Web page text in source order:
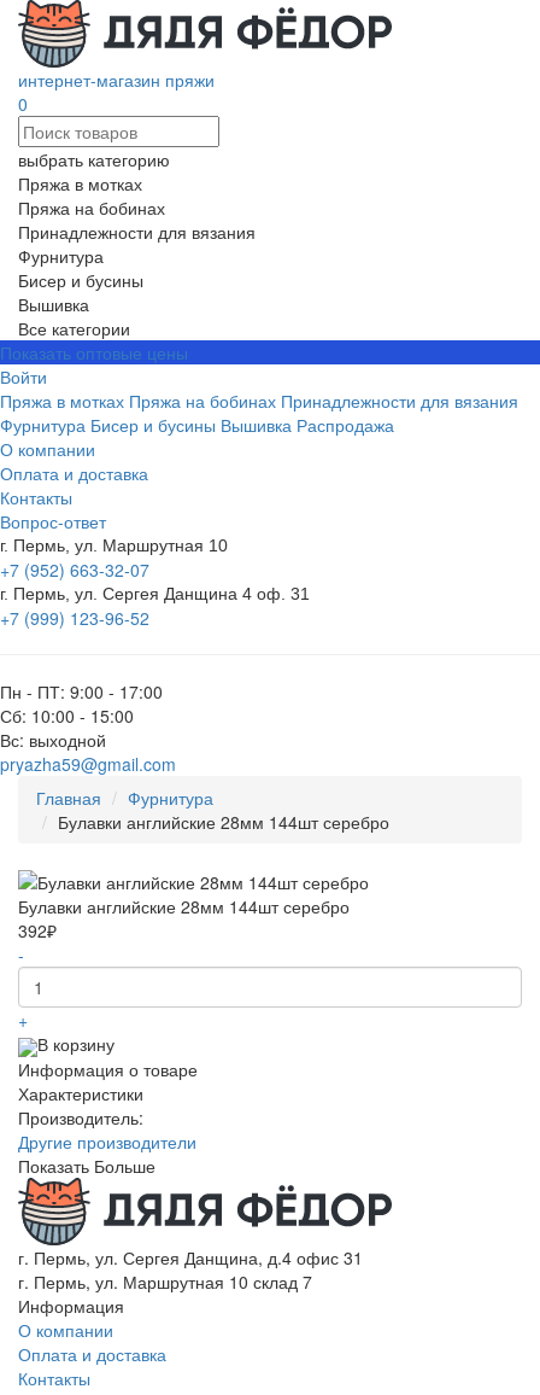
интернет-магазин пряжи
0
выбрать категорию
Пряжа в мотках
Пряжа на бобинах
Принадлежности для вязания
Фурнитура
Бисер и бусины
Вышивка
Все категории
Показать оптовые цены
Войти
Пряжа в мотках Пряжа на бобинах Принадлежности для вязания
Фурнитура Бисер и бусины Вышивка Распродажа
О компании
Оплата и доставка
Контакты
Вопрос-ответ
г. Пермь, ул. Маршрутная 10
+7 (952) 663-32-07
г. Пермь, ул. Сергея Данщина 4 оф. 31
+7 (999) 123-96-52
Пн - ПТ: 9:00 - 17:00
Сб: 10:00 - 15:00
Вс: выходной
pryazha59@gmail.com
Главная
Фурнитура
Булавки английские 28мм 144шт серебро
Булавки английские 28мм 144шт серебро
392₽
-
+
В корзину
Информация о товаре
Характеристики
Производитель:
Другие производители
Показать Больше
г. Пермь, ул. Сергея Данщина, д.4 офис 31
г. Пермь, ул. Маршрутная 10 склад 7
Информация
О компании
Оплата и доставка
Контакты